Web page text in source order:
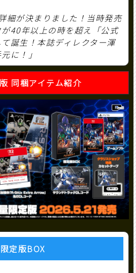
細が決まりました！当時発売
40年以上の時を超え「公式
誕生！本誌ディレクター渾
に！」
同梱アイテム紹介
限定版BOX